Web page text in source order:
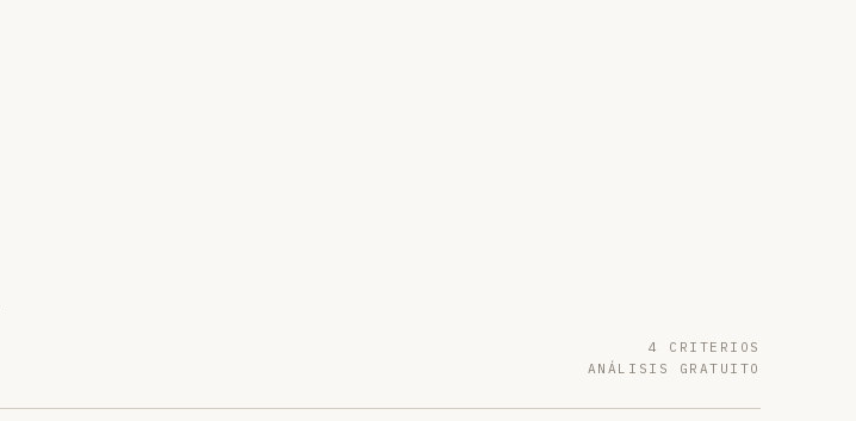
4 CRITERIOS
ANÁLISIS GRATUITO